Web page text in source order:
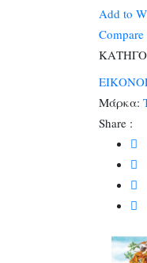
Add to
Compare
Μάρκα:
Share :